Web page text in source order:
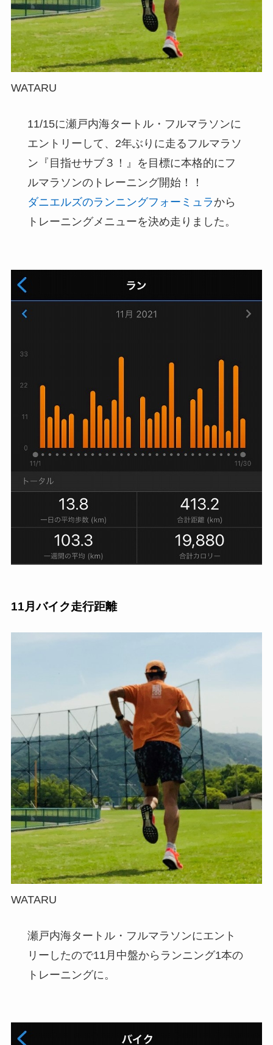
WATARU
11/15に瀬戸内海タートル・フルマラソンに
エントリーして、2年ぶりに走るフルマラソ
ン『目指せサブ３！』を目標に本格的にフ
ルマラソンのトレーニング開始！！
ダニエルズのランニングフォーミュラ から
トレーニングメニューを決め走りました。
11月バイク走行距離
WATARU
瀬戸内海タートル・フルマラソンにエント
リーしたので11月中盤からランニング1本の
トレーニングに。